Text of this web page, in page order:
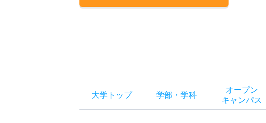
大学トップ 学部 ・ 学科
オープン
キャンパス